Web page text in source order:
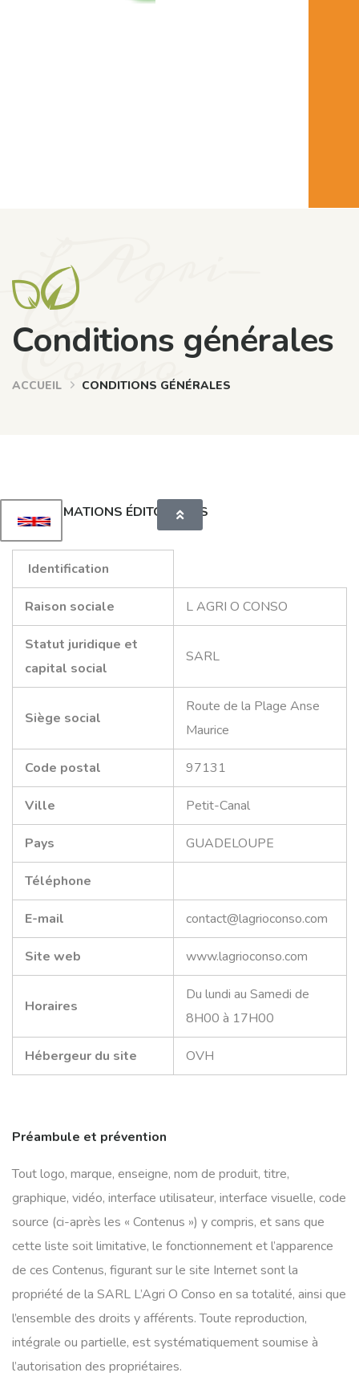
Conditions générales
ACCUEIL CONDITIONS GÉNÉRALES
L'Agri-
O-
Conso
INFORMATIONS ÉDITORIALES
Identification
Raison sociale L AGRI O CONSO
Statut juridique et
capital social
SARL
Siège social
Route de la Plage Anse
Maurice
Code postal 97131
Ville Petit-Canal
Pays GUADELOUPE
Téléphone
E-mail contact@lagrioconso.com
Site web www.lagrioconso.com
Horaires
Du lundi au Samedi de
8H00 à 17H00
Hébergeur du site OVH
Préambule et prévention
Tout logo, marque, enseigne, nom de produit, titre,
graphique, vidéo, interface utilisateur, interface visuelle, code
source (ci-après les « Contenus ») y compris, et sans que
cette liste soit limitative, le fonctionnement et l’apparence
de ces Contenus, figurant sur le site Internet sont la
propriété de la SARL L’Agri O Conso en sa totalité, ainsi que
l’ensemble des droits y afférents. Toute reproduction,
intégrale ou partielle, est systématiquement soumise à
l’autorisation des propriétaires.